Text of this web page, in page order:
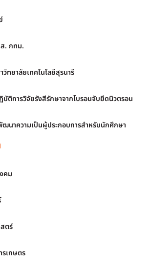
. กทม.
ทยาลัยเทคโนโลยีสุรนารี
ติการวิจัยรังสีรักษาจากโบรอนจับยึดนิวตรอน
นาความเป็นผู้ประกอบการสำหรับนักศึกษา
คม
ตร์
รเกษตร